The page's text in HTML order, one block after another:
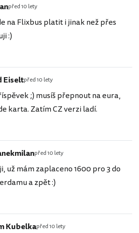
před 10 lety
na Flixbus platit i jinak než přes
:)
Eiseltpřed 10 lety
;) musíš přepnout na eura,
karta. Zatím CZ verzi ladí.
před 10 lety
už mám zaplaceno 1600 pro 3 do
a zpět :)
Kubelkapřed 10 lety